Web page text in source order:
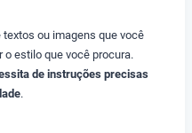
textos ou imagens que você
o estilo que você procura.
de instruções precisas
.